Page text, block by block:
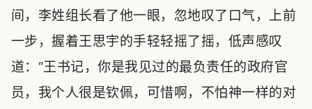
间，李姓组长看了他一眼，忽地叹了口气，上前
一步，握着王思宇的手轻轻摇了摇，低声感叹
道：“王书记，你是我见过的最负责任的政府官
员，我个人很是钦佩，可惜啊，不怕神一样的对